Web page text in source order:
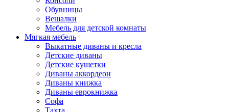
Обувницы
Вешалки
Мебель для детской комнаты
Мягкая мебель
Выкатные диваны и кресла
Детские диваны
Детские кушетки
Диваны аккордеон
Диваны книжка
Диваны еврокнижка
Софа
Тахта